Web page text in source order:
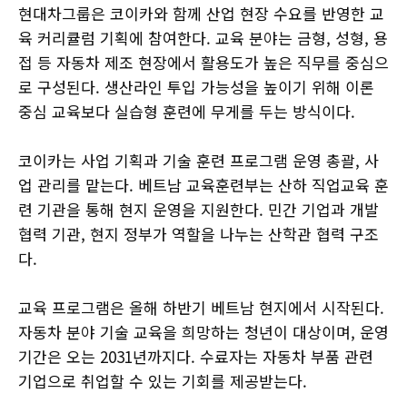
현대차그룹은 코이카와 함께 산업 현장 수요를 반영한 교
육 커리큘럼 기획에 참여한다. 교육 분야는 금형, 성형, 용
접 등 자동차 제조 현장에서 활용도가 높은 직무를 중심으
로 구성된다. 생산라인 투입 가능성을 높이기 위해 이론
중심 교육보다 실습형 훈련에 무게를 두는 방식이다.
코이카는 사업 기획과 기술 훈련 프로그램 운영 총괄, 사
업 관리를 맡는다. 베트남 교육훈련부는 산하 직업교육 훈
련 기관을 통해 현지 운영을 지원한다. 민간 기업과 개발
협력 기관, 현지 정부가 역할을 나누는 산학관 협력 구조
다.
교육 프로그램은 올해 하반기 베트남 현지에서 시작된다.
자동차 분야 기술 교육을 희망하는 청년이 대상이며, 운영
기간은 오는 2031년까지다. 수료자는 자동차 부품 관련
기업으로 취업할 수 있는 기회를 제공받는다.